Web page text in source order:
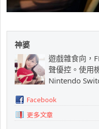
神婆
遊戲雜食向，
聲優控。使用
Nintendo
Facebook
更多文章